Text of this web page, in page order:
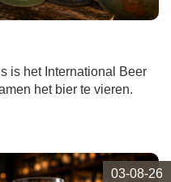
is het International Beer
het bier te vieren.
03-08-26